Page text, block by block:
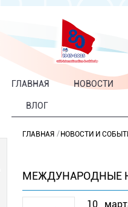
ГЛАВНАЯ НОВОСТИ
ВЛОГ
ГЛАВНАЯ НОВОСТИ И
МЕЖДУНАРОДНЫЕ
10